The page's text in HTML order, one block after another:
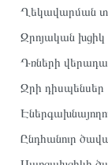
Մեր
կկապվեն ձեզ
պայմանները։
խորհուրդ ենք
Տվյալ
Ղեկավարման
Զրոյական խցիկ
Դռների
Ջրի դիսպենսեր
Ընդհանուր